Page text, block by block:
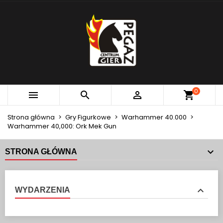
   0
Strona główna Gry Figurkowe
Warhammer 40.000
Warhammer 40,000: Ork Mek Gun
STRONA GŁÓWNA
WYDARZENIA
MOJE LISTY ŻYCZEŃ
Utwórz nową listę
UTWÓRZ LISTĘ ŻYCZEŃ
Utwórz listę życzeń
ZALOGUJ SIĘ
MUSISZ BYĆ ZALOGOWANY BY ZAPISAĆ PRODUKTY
NA SWOJEJ LIŚCIE ŻYCZEŃ.
Anuluj Zaloguj się